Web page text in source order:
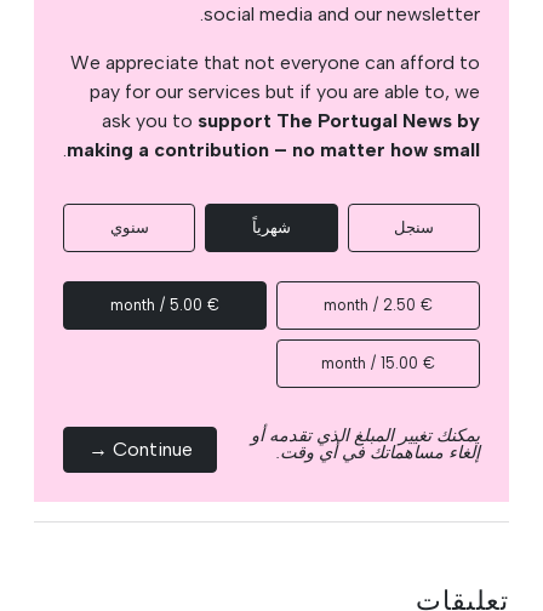
social media and our newsletter.
We appreciate that not everyone can afford to
pay for our services but if you are able to, we
ask you to support The Portugal News by
making a contribution – no matter how small
.
سنجل شهرياً سنوي
€ 2.50 / month
€ 5.00 / month
€ 15.00 / month
يمكنك تغيير المبلغ الذي تقدمه أو
إلغاء مساهماتك في أي وقت. Continue →
تعليقات